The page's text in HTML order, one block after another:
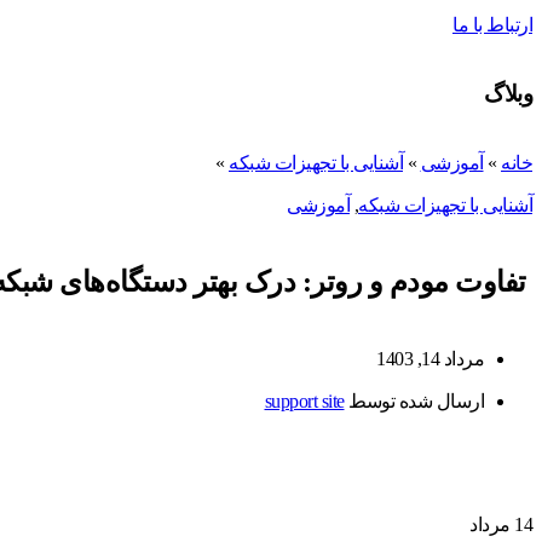
ارتباط با ما
وبلاگ
خانه » آموزشی » آشنایی با تجهیزات شبکه »
آشنایی با تجهیزات شبکه, آموزشی
تفاوت مودم و روتر: درک بهتر دستگاه‌های
مرداد 14, 1403
ارسال شده توسطsupport site
14 مرداد